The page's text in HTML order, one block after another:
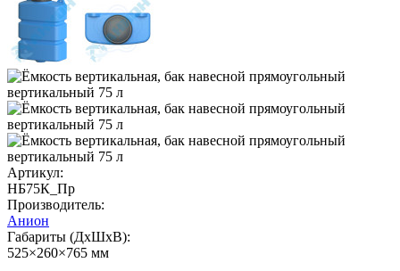
Артикул:
НБ75К_Пр
Производитель:
Анион
Габариты (ДхШхВ):
525×260×765 мм